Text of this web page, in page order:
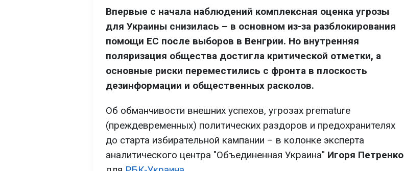
Впервые с начала наблюдений комплексная оценка угрозы
для Украины снизилась – в основном из-за разблокирования
помощи ЕС после выборов в Венгрии. Но внутренняя
поляризация общества достигла критической отметки, а
основные риски переместились с фронта в плоскость
дезинформации и общественных расколов.
Об обманчивости внешних успехов, угрозах premature
(преждевременных) политических раздоров и предохранителях
до старта избирательной кампании – в колонке эксперта
аналитического центра "Объединенная Украина" Игоря Петренко